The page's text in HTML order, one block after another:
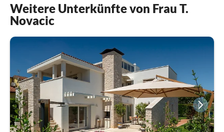
Weitere Unterkünfte von Frau T.
Novacic